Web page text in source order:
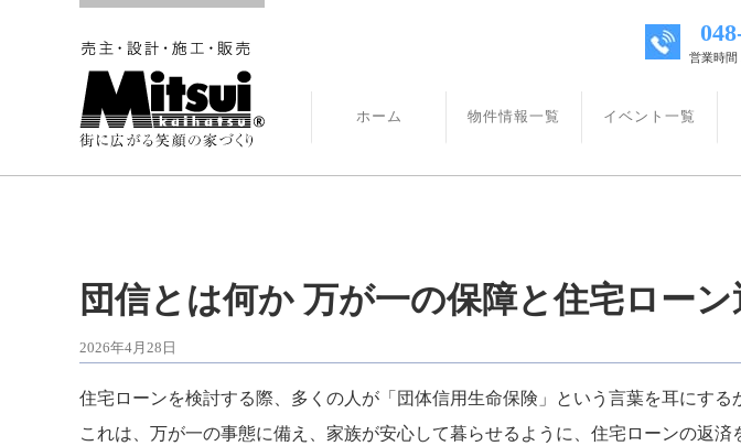
営業時間
ホーム 物件情報一覧 イベント一覧
団信とは何か 万が一の保障と住宅ロー
2026年4月28日
住宅ローンを検討する際、多くの人が「団体信用生命保険」という言葉を耳にする
これは、万が一の事態に備え、家族が安心して暮らせるように、住宅ローンの返済